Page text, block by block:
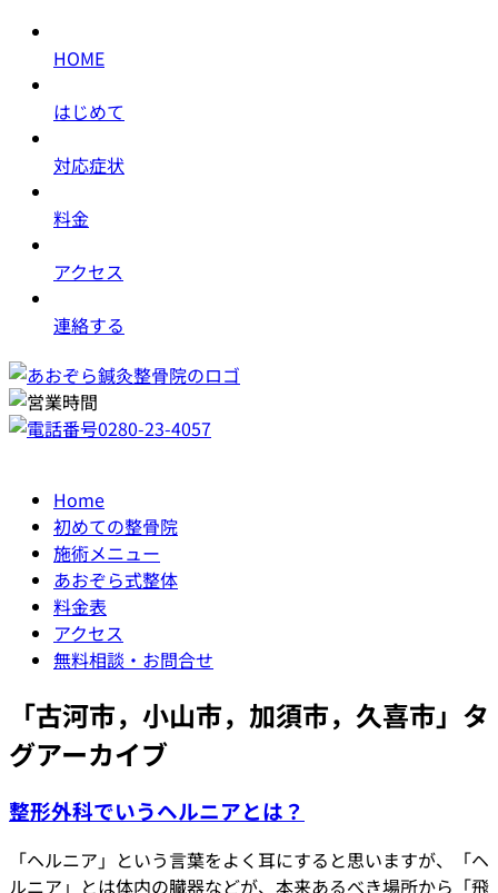
HOME
はじめて
対応症状
料金
アクセス
連絡する
Home
初めての整骨院
施術メニュー
あおぞら式整体
料金表
アクセス
無料相談・お問合せ
「古河市，小山市，加須市，久喜市」タ
グアーカイブ
整形外科でいうヘルニアとは？
「ヘルニア」という言葉をよく耳にすると思いますが、「ヘ
ルニア」とは体内の臓器などが、本来あるべき場所から「飛